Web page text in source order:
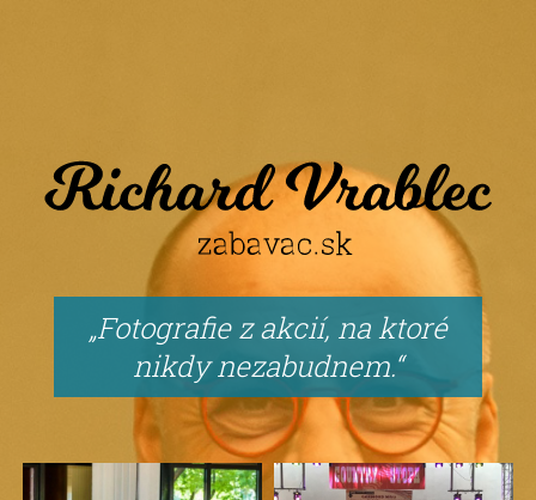
Fotografie z akcií, na ktoré
nikdy nezabudnem.